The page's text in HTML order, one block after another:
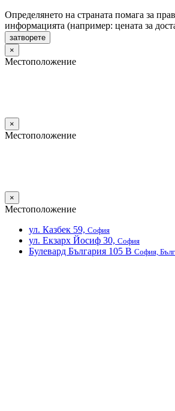
Определянето на страната помага за
информацията (например: цената за
затворете
×
Местоположение
×
Местоположение
×
Местоположение
ул. Казбек 59, София
ул. Екзарх Йосиф 30, София
Булевард България 105 В София,